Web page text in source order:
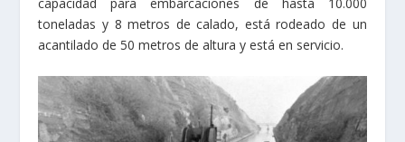
capacidad para embarcaciones de hasta 10.000
toneladas y 8 metros de calado, está rodeado de un
acantilado de 50 metros de altura y está en servicio.